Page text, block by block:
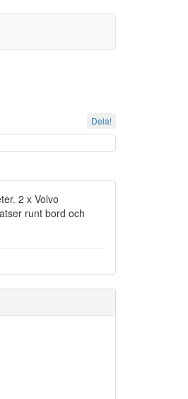
Dela!
2 x Volvo
runt bord och